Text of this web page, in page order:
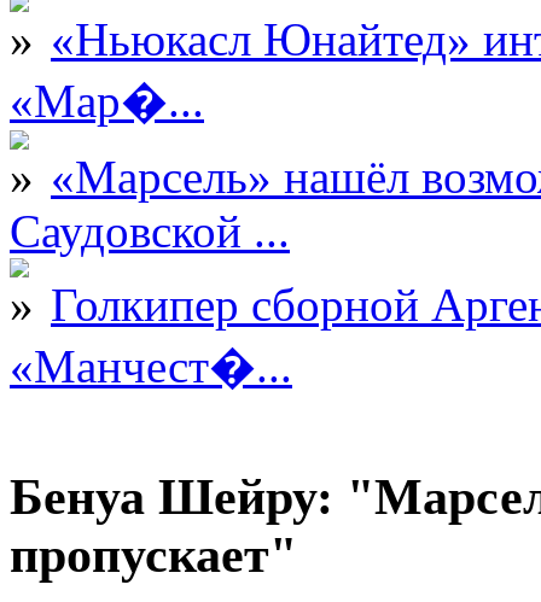
«Ньюкасл Юнайтед»
«Мар�...
«Марсель» нашёл
Саудовской ...
Голкипер сборной
«Манчест�...
Бенуа Шейру:
пропускает"